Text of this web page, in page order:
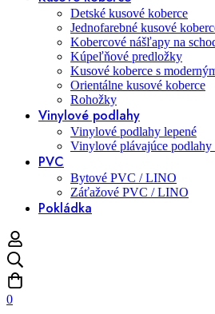
Detské kusové koberce
Jednofarebné kusové
Kobercové nášľapy na
Kúpeľňové predložky
Kusové koberce s
Orientálne kusové koberce
Rohožky
Vinylové podlahy
Vinylové podlahy lepené
Vinylové plávajúce
PVC
Bytové PVC / LINO
Záťažové PVC / LINO
Pokládka
0